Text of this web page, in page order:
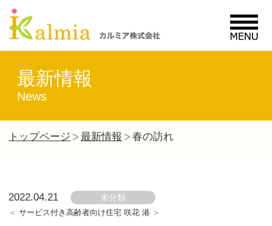
MENU
最新情報
News
トップページ 最新情報 春の訪れ
2022.04.21 未分類
サービス付き高齢者向け住宅 咲花 港